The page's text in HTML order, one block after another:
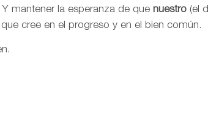
mantener la esperanza de que nuestro (el
cree en el progreso y en el bien común.